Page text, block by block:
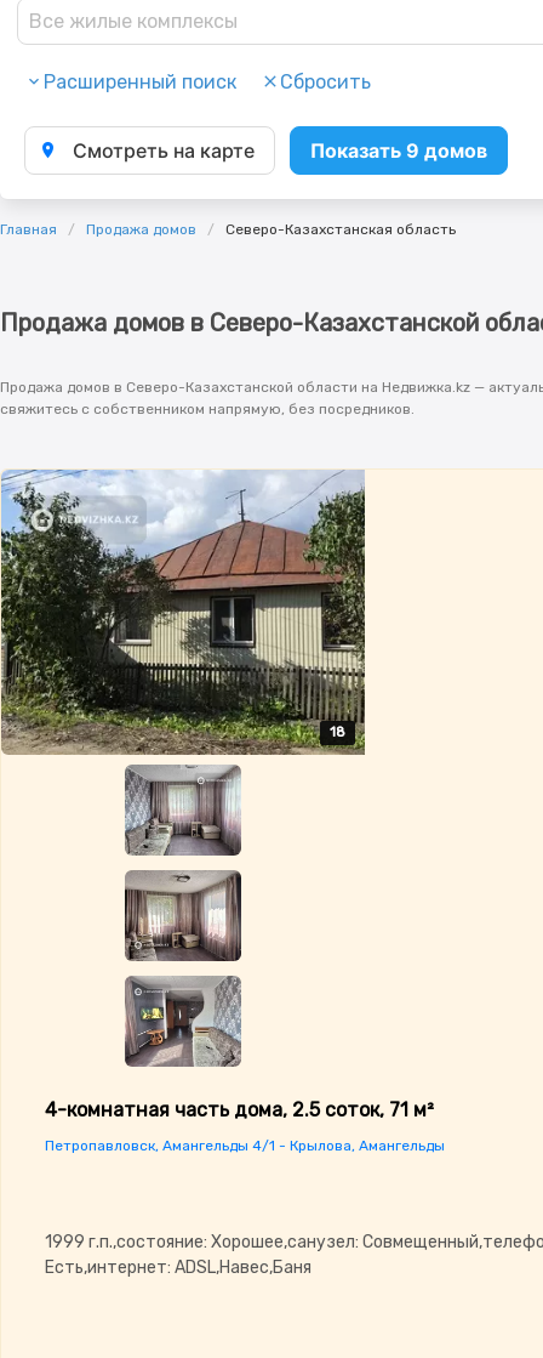
Все жилые комплексы
Расширенный поиск Сбросить
Смотреть на карте Показать 9 домов
Главная Продажа домов Северо-Казахстанская область
Продажа домов в Северо-Казахстанской
Продажа домов в Северо-Казахстанской области на Недвижка.kz —
свяжитесь с собственником напрямую, без посредников.
18
18
18
18
18
4-комнатная часть дома, 2.5 соток, 71 м²
Петропавловск, Амангельды 4/1 - Крылова, Амангельды
1999 г.п.,состояние: Хорошее,санузел:
Есть,интернет: ADSL,Навес,Баня